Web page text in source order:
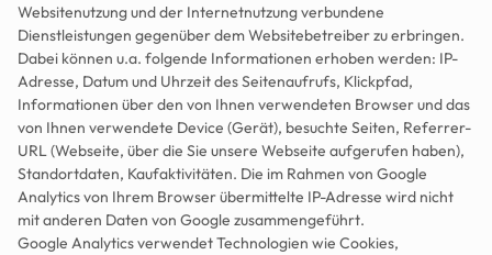
Websitenutzung und der Internetnutzung verbundene
Dienstleistungen gegenüber dem Websitebetreiber zu erbringen.
Dabei können u.a. folgende Informationen erhoben werden: IP-
Adresse, Datum und Uhrzeit des Seitenaufrufs, Klickpfad,
Informationen über den von Ihnen verwendeten Browser und das
von Ihnen verwendete Device (Gerät), besuchte Seiten, Referrer-
URL (Webseite, über die Sie unsere Webseite aufgerufen haben),
Standortdaten, Kaufaktivitäten. Die im Rahmen von Google
Analytics von Ihrem Browser übermittelte IP-Adresse wird nicht
mit anderen Daten von Google zusammengeführt.
Google Analytics verwendet Technologien wie Cookies,